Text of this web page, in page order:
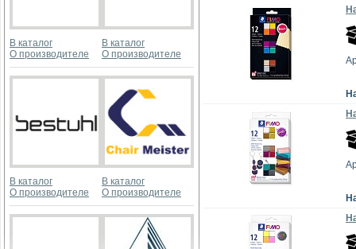
В каталог
О производителе
В каталог
О производителе
В каталог
О производителе
В каталог
О производителе